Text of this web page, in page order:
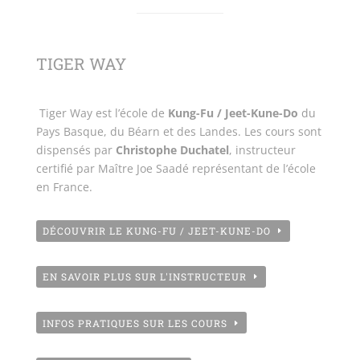
TIGER WAY
Tiger Way est l’école de Kung-Fu / Jeet-Kune-Do du
Pays Basque, du Béarn et des Landes. Les cours sont
dispensés par Christophe Duchatel, instructeur
certifié par Maître Joe Saadé représentant de l’école
en France.
DÉCOUVRIR LE KUNG-FU / JEET-KUNE-DO
EN SAVOIR PLUS SUR L'INSTRUCTEUR
INFOS PRATIQUES SUR LES COURS